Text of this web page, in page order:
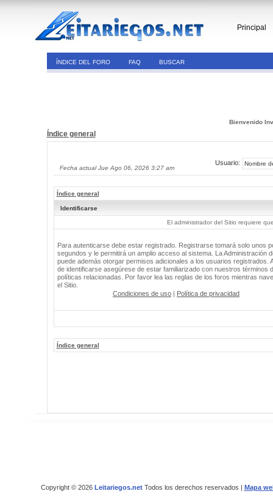
Principal
ÍNDICE DEL FORO FAQ BUSCAR
Bienvenido
Índice general
Fecha actual Jue Ago 06, 2026 3:27 am
Usuario:
Índice general
Identificarse
El administrador del Sitio requiere
Para autenticarse debe estar registrado. Registrarse tomará solo unos
segundos y le permitirá un amplio acceso al sistema. La Administración
puede además otorgar permisos adicionales a los usuarios registrados.
de identificarse asegúrese de estar familiarizado con nuestros términos
políticas relacionadas. Por favor lea las reglas de los foros mientras
el Sitio.
Condiciones de uso | Política de privacidad
Índice general
Copyright © 2026 Leitariegos.netTodos los derechos reservados | Mapa